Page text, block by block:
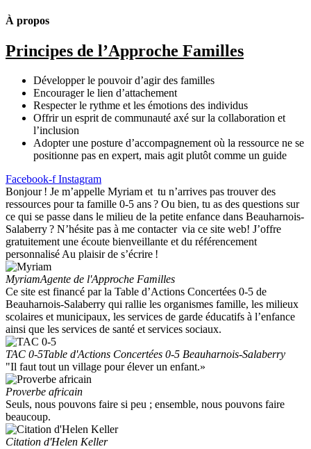
À propos
Principes de l’Approche Familles
Développer le pouvoir d’agir des familles
Encourager le lien d’attachement
Respecter le rythme et les émotions des individus
Offrir un esprit de communauté axé sur la collaboration et
l’inclusion
Adopter une posture d’accompagnement où la ressource ne se
positionne pas en expert, mais agit plutôt comme un guide
Facebook-f Instagram
Bonjour ! Je m’appelle Myriam et tu n’arrives pas trouver des
ressources pour ta famille 0-5 ans ? Ou bien, tu as des questions sur
ce qui se passe dans le milieu de la petite enfance dans Beauharnois-
Salaberry ? N’hésite pas à me contacter via ce site web! J’offre
gratuitement une écoute bienveillante et du référencement
personnalisé Au plaisir de s’écrire !
MyriamAgente de l'Approche Familles
Ce site est financé par la Table d’Actions Concertées 0-5 de
Beauharnois-Salaberry qui rallie les organismes famille, les milieux
scolaires et municipaux, les services de garde éducatifs à l’enfance
ainsi que les services de santé et services sociaux.
TAC 0-5Table d'Actions Concertées 0-5 Beauharnois-Salaberry
"Il faut tout un village pour élever un enfant.»
Proverbe africain
Seuls, nous pouvons faire si peu ; ensemble, nous pouvons faire
beaucoup.
Citation d'Helen Keller